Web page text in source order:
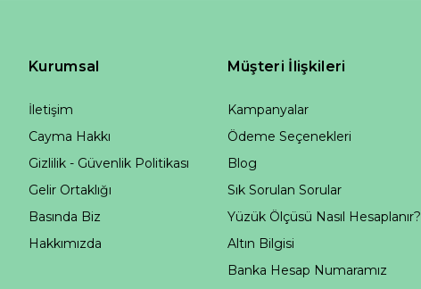
Kurumsal
İletişim
Cayma Hakkı
Gizlilik - Güvenlik Politikası
Gelir Ortaklığı
Basında Biz
Hakkımızda
Müşteri İlişkileri
Kampanyalar
Ödeme Seçenekleri
Blog
Sık Sorulan Sorular
Yüzük Ölçüsü Nasıl Hesaplanır?
Altın Bilgisi
Banka Hesap Numaramız